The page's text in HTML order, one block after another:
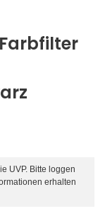
UVP. Bitte loggen
erhalten